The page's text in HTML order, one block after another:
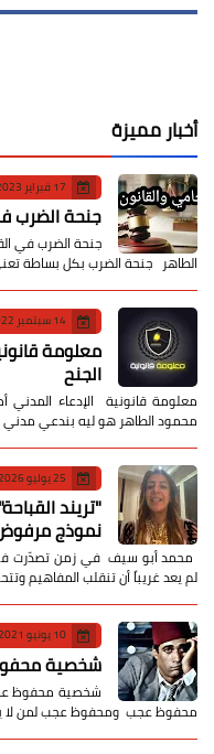
أخبار مميزة
17 فبراير 2023
جنحة الضرب
جنحة الضرب في
الطاهر جنحة الضرب بكل بساطة
14 سبتمبر 2022
معلومة
الجنح
معلومة قانونية الإدعاء المدني
محمود الطاهر هو ليه بندعي
25 يوليو 2026
​"تريند
نموذج
محمد أبو سيف ​في زمن تصدّرت
لم يعد غريباً أن تنقلب المفاهيم
10 يونيو 2021
شخصية
شخصية محفوظ
محفوظ عجب ومحفوظ عجب لمن لا